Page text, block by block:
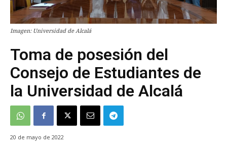
Imagen: Universidad de Alcalá
Toma de posesión del
Consejo de Estudiantes de
la Universidad de Alcalá
20 de mayo de 2022